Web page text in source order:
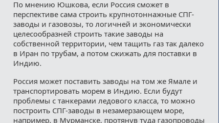
По мнению Юшкова, если Россия сможет в
перспективе сама строить крупнотоннажные СПГ-
заводы и газовозы, то логичней и экономически
целесообразней строить такие заводы на
собственной территории, чем тащить газ так далеко
в Иран по трубам, а потом сжижать для поставки в
Индию.
Россия может поставить заводы на том же Ямале и
транспортировать морем в Индию. Если будут
проблемы с танкерами ледового класса, то можно
построить СПГ-заводы в незамерзающем море,
например, в Мурманске, протянув туда газопроводы